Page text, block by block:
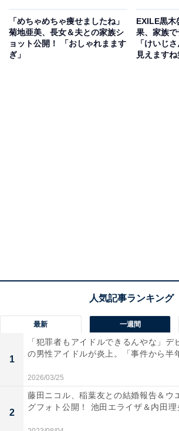
「めちゃめちゃ痩せましたね」
菊地亜美、長女＆夫との家族シ
ョット公開！ 「おしゃれまます
ぎ」
EXILE黒木
果、家族で
「けいじ
見えますね
最新 一週間
1
「犯罪者もアイドルできるんやな」デ
の男性アイドルが炎上。「事件から半
2026/03/25
2
藤田ニコル、稲葉友との結婚報告＆ウ
グフォト公開！ 池田エライザ＆内田理